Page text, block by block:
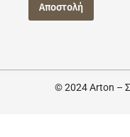
Αποστολή
© 2024 Arton –